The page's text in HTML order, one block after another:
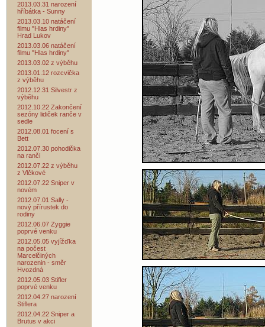
2013.03.31 narození
hříbátka - Sunny
2013.03.10 natáčení
filmu "Hlas hrdiny"
Hrad Lukov
2013.03.06 natáčení
filmu "Hlas hrdiny"
2013.03.02 z výběhu
2013.01.12 rozcvička
z výběhu
2012.12.31 Silvestr z
výběhu
2012.10.22 Zakončení
sezóny lidiček ranče v
sedle
2012.08.01 focení s
Bett
2012.07.30 pohodička
na ranči
2012.07.22 z výběhu
z Vlčkové
2012.07.22 Sniper v
novém
2012.07.01 Sally -
nový přírustek do
rodiny
2012.06.07 Zyggie
poprvé venku
2012.05.05 vyjížďka
na počest
Marcelčiných
narozenin - směr
Hvozdná
2012.05.03 Stifler
poprvé venku
2012.04.27 narození
Stiflera
2012.04.22 Sniper a
Brutus v akci